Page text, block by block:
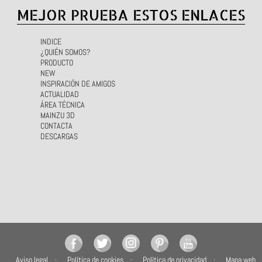
MEJOR PRUEBA ESTOS ENLACES
INDICE
¿QUIÉN SOMOS?
PRODUCTO
NEW
INSPIRACIÓN DE AMIGOS
ACTUALIDAD
ÁREA TÉCNICA
MAINZU 3D
CONTACTA
DESCARGAS
Aviso legal Política de cookies Política de privacidad Mapa web